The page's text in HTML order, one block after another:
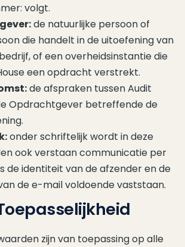
volgt.
de natuurlijke persoon of
die handelt in de uitoefening van
of een overheidsinstantie die
een opdracht verstrekt.
de afspraken tussen Audit
Opdrachtgever betreffende de
onder schriftelijk wordt in deze
ook verstaan communicatie per
de identiteit van de afzender en de
de e-mail voldoende vaststaan.
zijn van toepassing op alle